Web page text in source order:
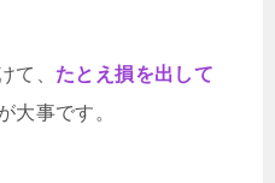
て、 たとえ損を出して
大事です。